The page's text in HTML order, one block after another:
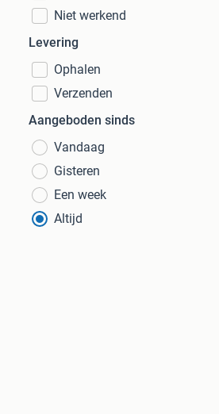
Niet werkend
Levering
Ophalen
Verzenden
Aangeboden sinds
Vandaag
Gisteren
Een week
Altijd